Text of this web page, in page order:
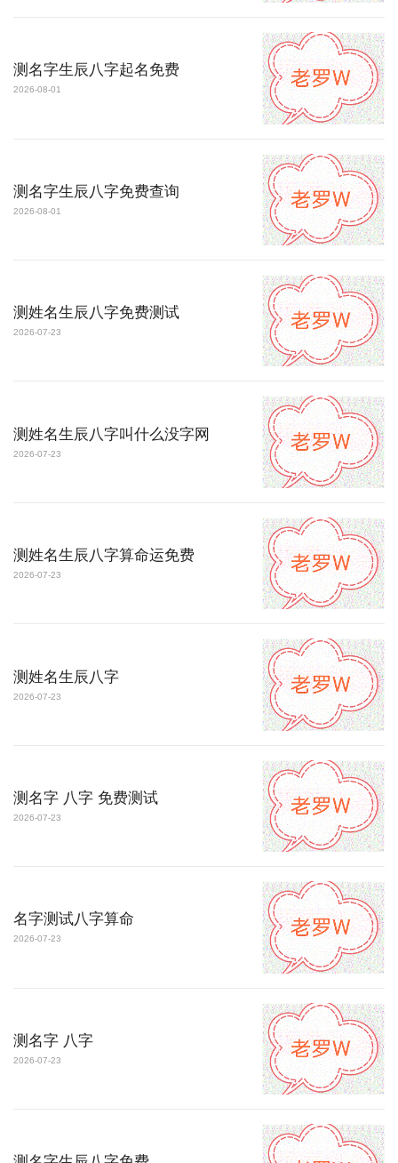
测名字生辰八字起名免费
2026-08-01
测名字生辰八字免费查询
2026-08-01
测姓名生辰八字免费测试
2026-07-23
测姓名生辰八字叫什么没字网
2026-07-23
测姓名生辰八字算命运免费
2026-07-23
测姓名生辰八字
2026-07-23
测名字 八字 免费测试
2026-07-23
名字测试八字算命
2026-07-23
测名字 八字
2026-07-23